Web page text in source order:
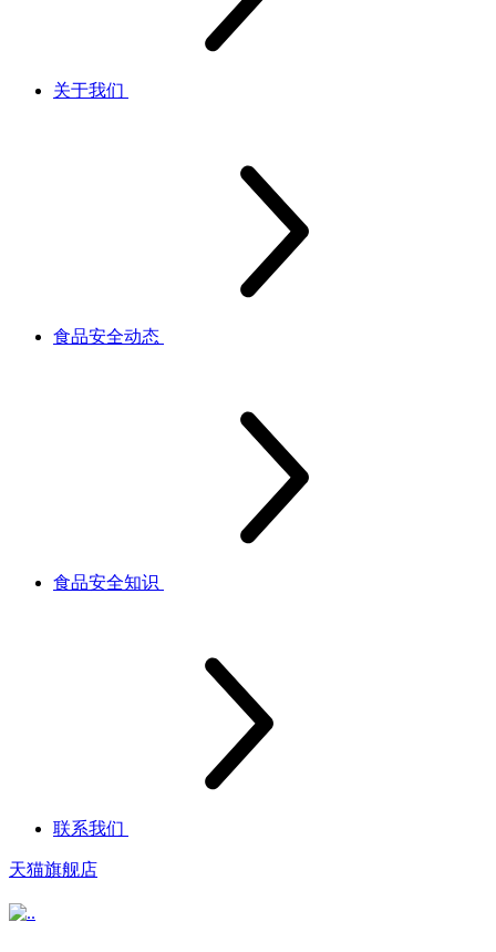
关于我们
食品安全动态
食品安全知识
联系我们
天猫旗舰店